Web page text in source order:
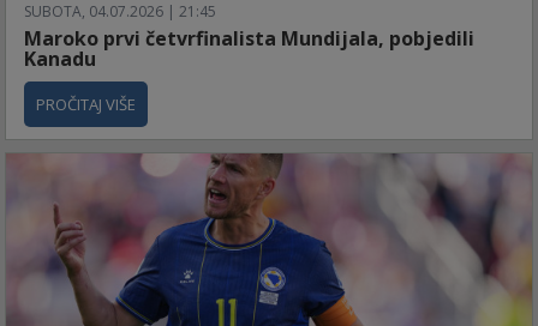
SUBOTA, 04.07.2026 | 21:45
Maroko prvi četvrfinalista Mundijala, pobjedili
Kanadu
PROČITAJ VIŠE